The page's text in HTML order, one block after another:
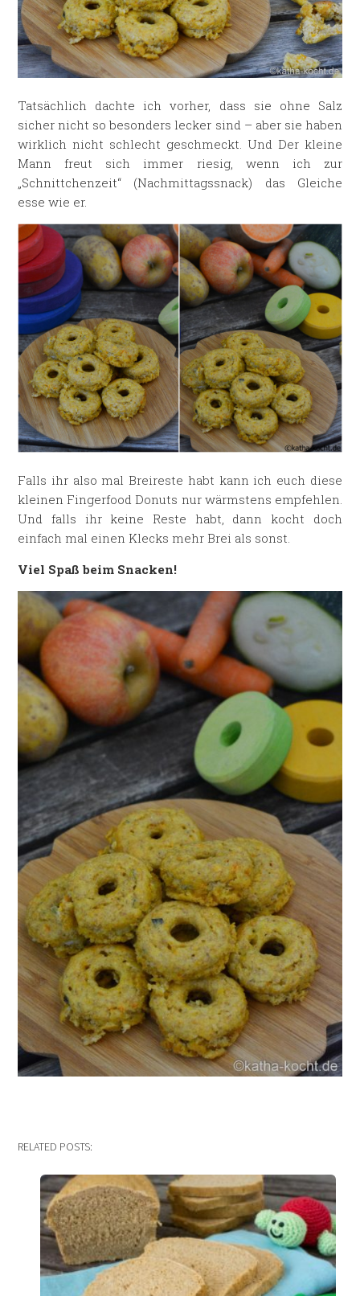
Tatsächlich dachte ich vorher, dass sie ohne Salz
sicher nicht so besonders lecker sind – aber sie haben
wirklich nicht schlecht geschmeckt. Und Der kleine
Mann freut sich immer riesig, wenn ich zur
„Schnittchenzeit“ (Nachmittagssnack) das Gleiche
esse wie er.
Falls ihr also mal Breireste habt kann ich euch diese
kleinen Fingerfood Donuts nur wärmstens empfehlen.
Und falls ihr keine Reste habt, dann kocht doch
einfach mal einen Klecks mehr Brei als sonst.
Viel Spaß beim Snacken!
RELATED POSTS: